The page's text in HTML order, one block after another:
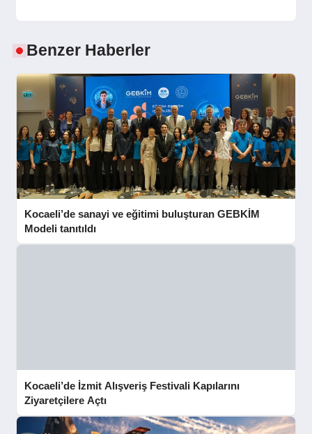
Benzer Haberler
Kocaeli’de sanayi ve eğitimi buluşturan GEBKİM
Modeli tanıtıldı
Kocaeli’de İzmit Alışveriş Festivali Kapılarını
Ziyaretçilere Açtı